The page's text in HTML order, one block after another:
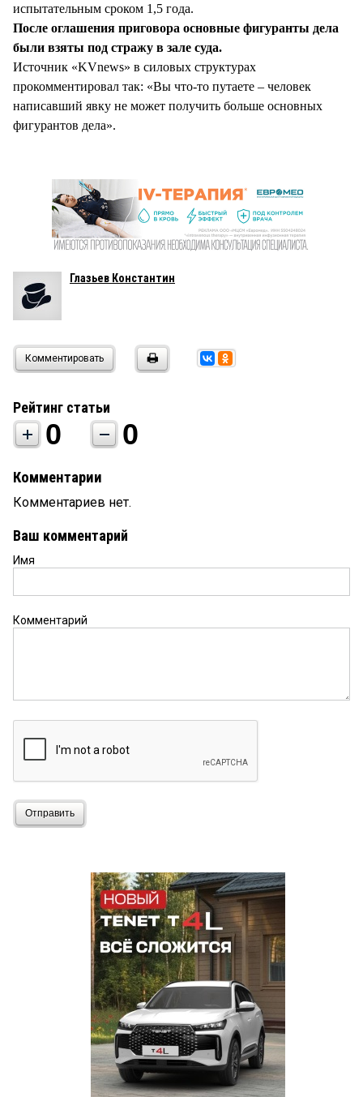
испытательным сроком 1,5 года.
После оглашения приговора основные фигуранты дела
были взяты под стражу в зале суда.
Источник «KVnews» в силовых структурах
прокомментировал так: «Вы что-то путаете – человек
написавший явку не может получить больше основных
фигурантов дела».
Глазьев Константин
Комментировать
Рейтинг статьи
0 0
Комментарии
Комментариев нет.
Ваш комментарий
Имя
Комментарий
Отправить